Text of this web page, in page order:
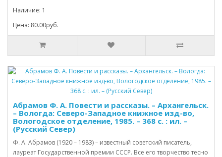
Наличие: 1
Цена: 80.00руб.
Абрамов Ф. А. Повести и рассказы. – Архангельск.
– Вологда: Северо-Западное книжное изд-во,
Вологодское отделение, 1985. – 368 с. : ил. –
(Русский Север)
Ф. А. Абрамов (1920 – 1983) – известный советский писатель,
лауреат Государственной премии СССР. Все его творчество тесно